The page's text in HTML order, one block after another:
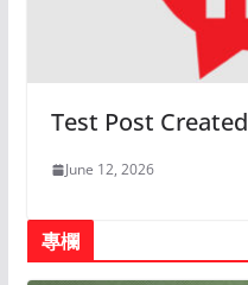
Test Post Created
June 12, 2026
專欄